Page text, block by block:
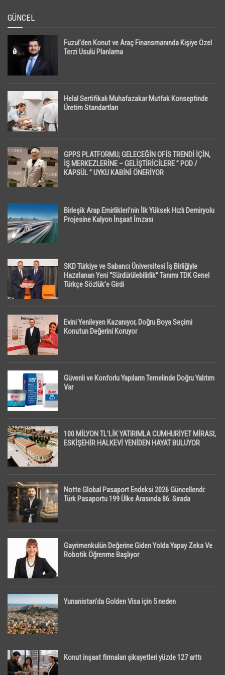
GÜNCEL
Fuzul’den Konut ve Araç Finansmanında Kişiye Özel
Terzi Usulü Planlama
Helal Sertifikalı Muhafazakar Mutfak Konseptinde
Üretim Standartları
GPPS PLATFORMU; GELECEĞİN OFİS TRENDİ İÇİN,
İŞ MERKEZLERİNE – GELİŞTİRİCİLERE ” POD /
KAPSÜL ” UYKU KABİNİ ÖNERİYOR
Birleşik Arap Emirlikleri’nin İlk Yüksek Hızlı Demiryolu
Projesine Kalyon İnşaat İmzası
SKD Türkiye ve Sabancı Üniversitesi İş Birliğiyle
Hazırlanan Yeni “Sürdürülebilirlik” Tanımı TDK Genel
Türkçe Sözlük’e Girdi
Evini Yenileyen Kazanıyor, Doğru Boya Seçimi
Konutun Değerini Koruyor
Güvenli ve Konforlu Yapıların Temelinde Doğru Yalıtım
Var
100 MİLYON TL’LİK YATIRIMLA CUMHURİYET MİRASI,
ESKİŞEHİR HALKEVİ YENİDEN HAYAT BULUYOR
Notte Global Pasaport Endeksi 2026 Güncellendi:
Türk Pasaportu 199 Ülke Arasında 86. Sırada
Gayrimenkulün Değerine Giden Yolda Yapay Zeka Ve
Robotik Öğrenme Başlıyor
Yunanistan’da Golden Visa için 5 neden
Konut inşaat firmaları şikayetleri yüzde 127 arttı